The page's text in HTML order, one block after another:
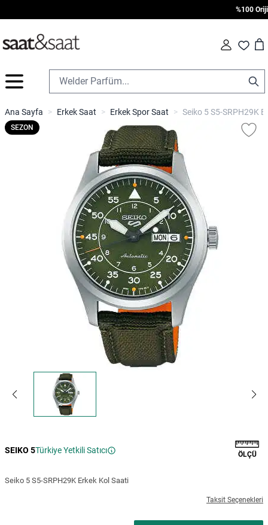
%100
Fav Cart
İçeriğe geç
Ana Sayfa > Erkek Saat > Erkek Spor Saat > Seiko 5 S5-SRPH29K
SEZON
SEIKO 5Türkiye Yetkili Satıcı ÖLÇÜ
Seiko 5 S5-SRPH29K Erkek Kol Saati
Taksit Seçenekleri